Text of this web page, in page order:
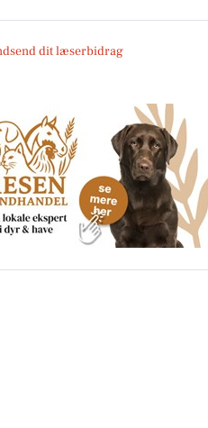
dit læserbidrag